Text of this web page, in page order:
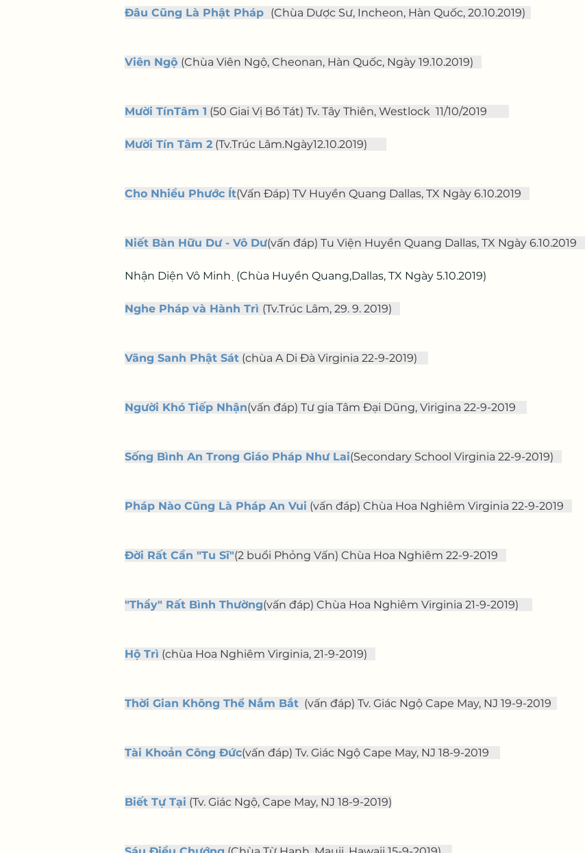
Đâu Cũng Là Phật Pháp (Chùa Dược Sư, Incheon, Hàn Quốc, 20.10.2019)
Viên Ngộ (Chùa Viên Ngộ, Cheonan, Hàn Quốc, Ngày 19.10.2019)
Mười TínTâm 1 (50 Giai Vị Bồ Tát) Tv. Tây Thiên, Westlock  11/10/2019
Mười Tín Tâm 2 (Tv.Trúc Lâm.Ngày12.10.2019)
Cho Nhiều Phước Ít(Vấn Đáp) TV Huyền Quang Dallas, TX Ngày 6.10.2019
Niết Bàn Hữu Dư - Vô Dư(vấn đáp) Tu Viện Huyền Quang Dallas, TX Ngày 6.10.2019
Nhận Diện Vô Minh  ̣(Chùa Huyền Quang,Dallas, TX Ngày 5.10.2019)
Nghe Pháp và Hành Trì (Tv.Trúc Lâm, 29. 9. 2019)
Vãng Sanh Phật Sát (chùa A Di Đà Virginia 22-9-2019)
Người Khó Tiếp Nhận(vấn đáp) Tư gia Tâm Đại Dũng, Virigina 22-9-2019
Sống Bình An Trong Giáo Pháp Như Lai(Secondary School Virginia 22-9-2019)
Pháp Nào Cũng Là Pháp An Vui (vấn đáp) Chùa Hoa Nghiêm Virginia 22-9-2019
Đời Rất Cần "Tu Sĩ"(2 buổi Phỏng Vấn) Chùa Hoa Nghiêm 22-9-2019
"Thầy" Rất Bình Thường(vấn đáp) Chùa Hoa Nghiêm Virginia 21-9-2019)
Hộ Trì (chùa Hoa Nghiêm Virginia, 21-9-2019)
Thời Gian Không Thể Nắm Bắt (vấn đáp) Tv. Giác Ngộ Cape May, NJ 19-9-2019
Tài Khoản Công Đức(vấn đáp) Tv. Giác Ngộ Cape May, NJ 18-9-2019
Biết Tự Tại (Tv. Giác Ngộ, Cape May, NJ 18-9-2019)